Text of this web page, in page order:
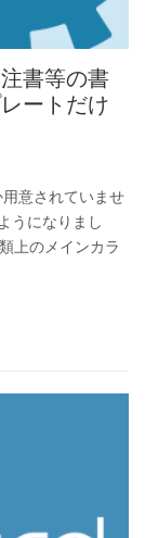
書等の書
ートだけ
意されていませ
うになりまし
上のメインカラ